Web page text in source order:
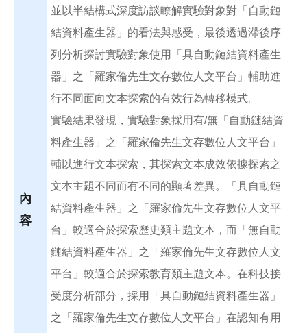
內
容
並以半結構式深度訪談瞭解實驗對象對「自動鏈
結資料產生器」的看法與感受，最後透過滯後序
列分析探討實驗對象使用「具自動鏈結資料產生
器」之「羅家倫先生文存數位人文平台」輔助進
行不同面向文本探索的有效行為轉移模式。
實驗結果發現，實驗對象採用有/無「自動鏈結資
料產生器」之「羅家倫先生文存數位人文平台」
輔以進行文本探索，其探索文本成效依據探索之
文本主題不同而有不同的顯著差異。「具自動鏈
結資料產生器」之「羅家倫先生文存數位人文平
台」較適合於探索歷史類主題文本，而「無自動
鏈結資料產生器」之「羅家倫先生文存數位人文
平台」較適合於探索教育類主題文本。在科技接
受度分析部分，採用「具自動鏈結資料產生器」
之「羅家倫先生文存數位人文平台」在認知有用